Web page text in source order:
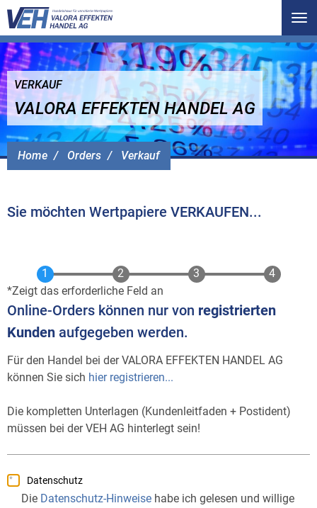
Home Orders Verkauf
VERKAUF
VALORA EFFEKTEN HANDEL AG
Sie möchten Wertpapiere VERKAUFEN...
Zeigt das erforderliche Feld an
Online-Orders können nur von registrierten
Kunden aufgegeben werden.
Für den Handel bei der VALORA EFFEKTEN HANDEL AG
können Sie sich hier registrieren...
Die kompletten Unterlagen (Kundenleitfaden + Postident)
müssen bei der VEH AG hinterlegt sein!
Datenschutz
Die Datenschutz-Hinweise habe ich gelesen und willige